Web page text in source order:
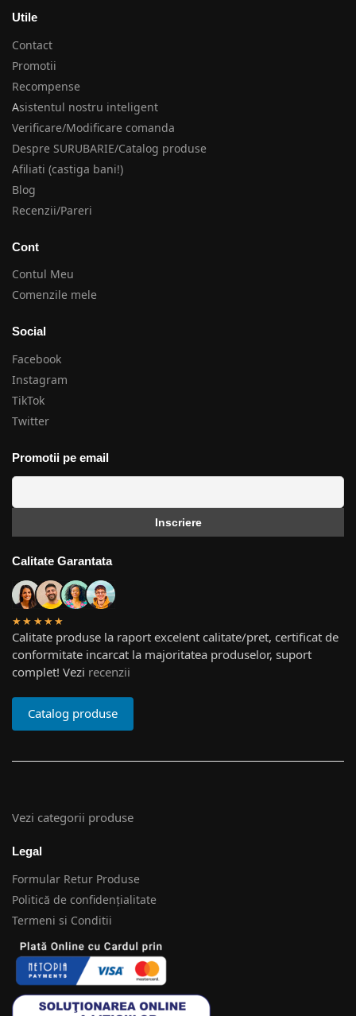
Utile
Contact
Promotii
Recompense
Asistentul nostru inteligent
Verificare/Modificare comanda
Despre SURUBARIE/Catalog produse
Afiliati (castiga bani!)
Blog
Recenzii/Pareri
Cont
Contul Meu
Comenzile mele
Social
Facebook
Instagram
TikTok
Twitter
Promotii pe email
Calitate Garantata
★★★★★
Calitate produse la raport excelent calitate/pret, certificat de
conformitate incarcat la majoritatea produselor, suport
complet! Vezi recenzii
Catalog produse
Vezi categorii produse
Legal
Formular Retur Produse
Politică de confidențialitate
Termeni si Conditii